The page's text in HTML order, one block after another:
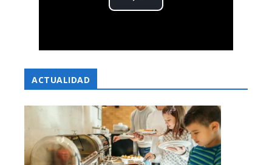
ACTUALIDAD